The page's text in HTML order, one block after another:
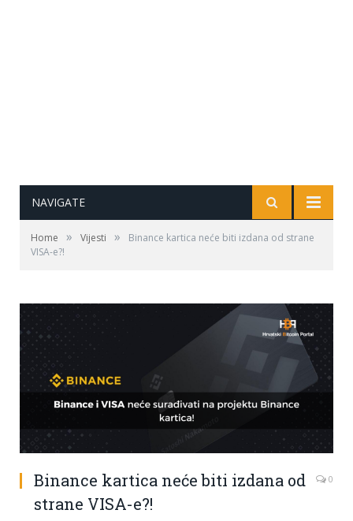
NAVIGATE
Home » Vijesti »
Binance kartica neće biti izdana od strane
VISA-e?!
Binance kartica neće biti izdana od
strane VISA-e?!
0